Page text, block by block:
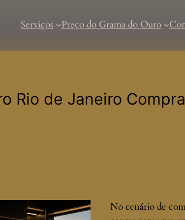
Serviços Preço do Grama do Ouro
Rio de Janeiro
No cenário de